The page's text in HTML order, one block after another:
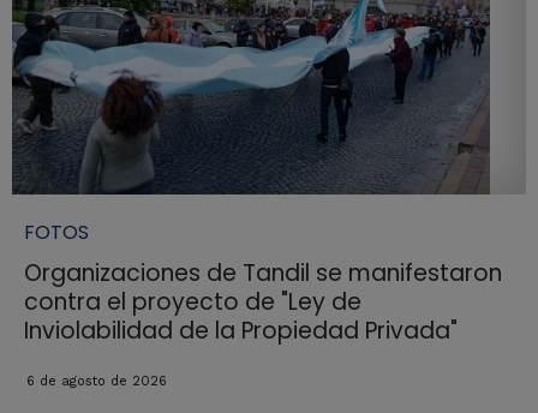
FOTOS
Organizaciones de Tandil se manifestaron
contra el proyecto de "Ley de
Inviolabilidad de la Propiedad Privada"
6 de agosto de 2026